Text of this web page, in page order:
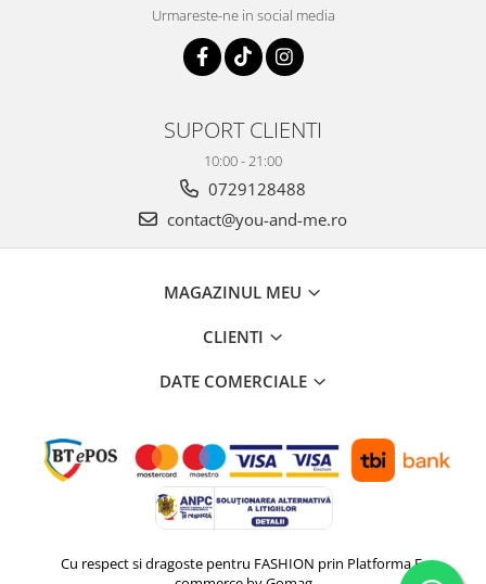
Urmareste-ne in social media
SUPORT CLIENTI
10:00 - 21:00
0729128488
contact@you-and-me.ro
MAGAZINUL MEU
CLIENTI
DATE COMERCIALE
Cu respect si dragoste pentru FASHION prin Platforma E-